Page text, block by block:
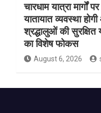
चारधाम यात्रा मार्गों
यातायात व्यवस्था
श्रद्धालुओं की सुरक्षित
का विशेष फोकस
August 6, 2026